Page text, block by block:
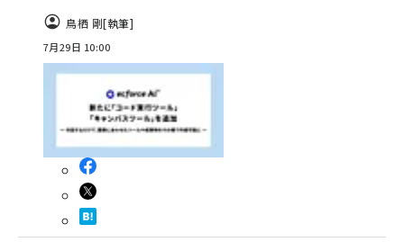
鳥栖 剛[執筆]
7月29日 10:00